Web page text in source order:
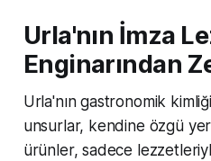
Urla'nın İmza
Enginarından
Urla'nın gastronomik
unsurlar, kendine özgü
ürünler, sadece